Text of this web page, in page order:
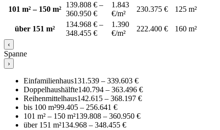
101 m² – 150 m²
139.808 € –
360.950 €
1.843
€/m²
230.375 € 125 m²
über 151 m²
134.968 € –
348.455 €
1.390
€/m²
222.400 € 160 m²
‹
Spanne
›
Einfamilienhaus131.539 – 339.603 €
Doppelhaushälfte140.794 – 363.496 €
Reihenmittelhaus142.615 – 368.197 €
bis 100 m²99.405 – 256.641 €
101 m² – 150 m²139.808 – 360.950 €
über 151 m²134.968 – 348.455 €